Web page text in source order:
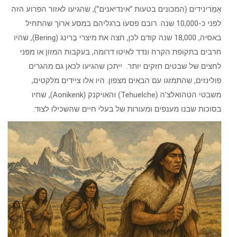
אָמֶרינידים (המכונים בטעות “אינדיאנים”), שהגיעו לאזור הפרוע הזה
לפני כ-10,000 שנה. רובם פסעו ברגליהם במסע ארוך שהתחיל
באסיה, 18,000 שנה קודם לכן, חצה את מיצרי בֶּרינג (Bering), שהיו
חרבים בתקופת הקרח ונדד לאיטו דרומה, בעקבות המזון או מפני
לחצים של שבטים חזקים יותר. ייתכן שהגיעו לכאן גם מהגרים
פולינזים, שהתמזגו עם הבאים מצפון. היו אלו ציידים מלקטים,
משבטי הטהואלצ’ה (Tehuelche) והאויקנק (Aonikenk), שחיו
בסוכות שבנו מענפים ומעורות של בעלי חיים שהשכילו לצוד.